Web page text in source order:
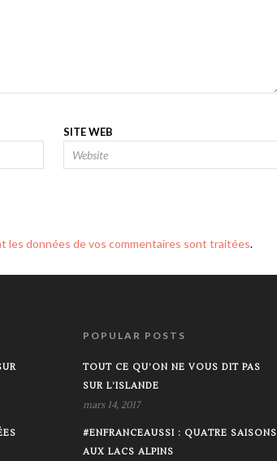
SITE WEB
les données de vos commentaires sont traitées.
POPULAR POSTS
TOUT CE QU’ON NE VOUS DIT PAS
SUR L’ISLANDE
mars 14, 2017
#ENFRANCEAUSSI : QUATRE SAISONS
AUX LACS ALPINS